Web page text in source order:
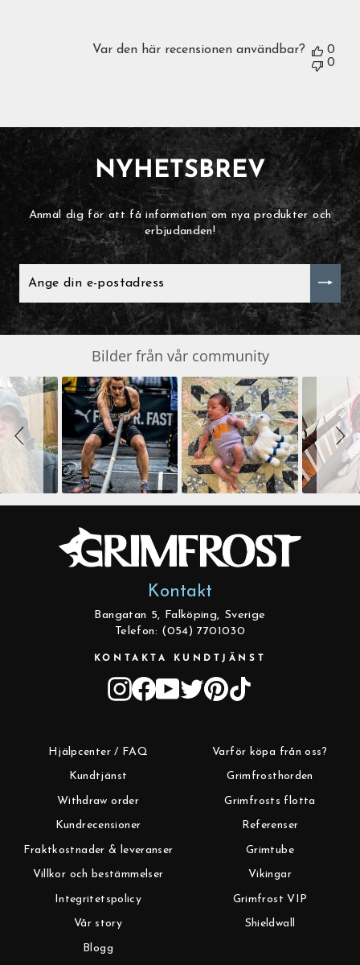
Var den här recensionen användbar?
0
0
NYHETSBREV
Anmäl dig för att få information om nya produkter och
erbjudanden!
DIN
E-
POSTADRESS
Bilder från vår community
Kontakt
Bangatan 5, Falköping, Sverige
Telefon: (054) 7701030
KONTAKTA KUNDTJÄNST
Instagram
Facebook
YouTube
TwitterPinterest
Hjälpcenter / FAQ
Kundtjänst
Withdraw order
Kundrecensioner
Fraktkostnader & leveranser
Villkor och bestämmelser
Integritetspolicy
Vår story
Blogg
Varför köpa från oss?
Grimfrosthorden
Grimfrosts flotta
Referenser
Grimtube
Vikingar
Grimfrost VIP
Shieldwall